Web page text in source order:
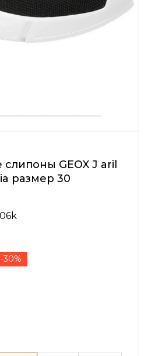
GEOX J aril
размер 30
-30%